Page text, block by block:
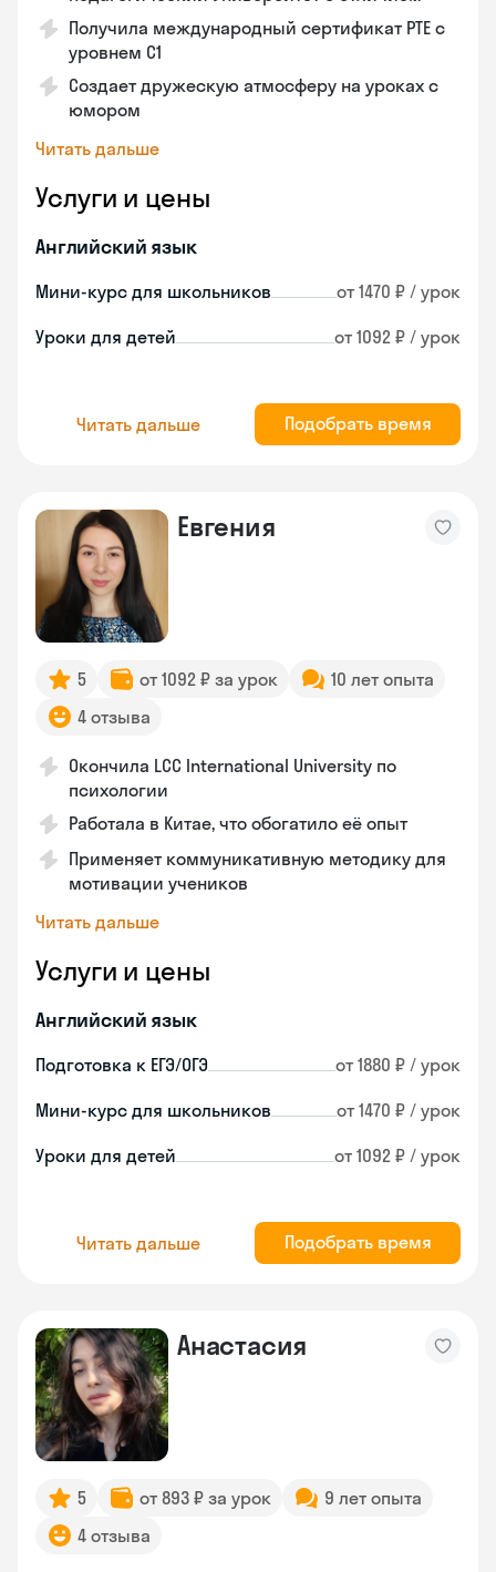
Получила международный сертификат PTE с
уровнем C1
Создает дружескую атмосферу на уроках с
юмором
Читать дальше
Услуги и цены
Английский язык
Мини-курс для школьников от 1470 ₽ / урок
Уроки для детей от 1092 ₽ / урок
Читать дальше Подобрать время
Евгения
5 от 1092 ₽ за урок
10 лет опыта
4 отзыва
Окончила LCC International University по
психологии
Работала в Китае, что обогатило её опыт
Применяет коммуникативную методику для
мотивации учеников
Читать дальше
Услуги и цены
Английский язык
Подготовка к ЕГЭ/ОГЭ от 1880 ₽ / урок
Мини-курс для школьников от 1470 ₽ / урок
Уроки для детей от 1092 ₽ / урок
Читать дальше Подобрать время
Анастасия
5 от 893 ₽ за урок
9 лет опыта
4 отзыва